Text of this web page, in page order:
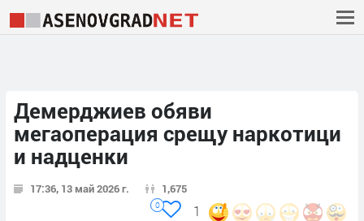
Демерджиев обяви
мегаоперация срещу наркотици
и надценки
17:36, 13 май 2026 г. 1,675
1
0